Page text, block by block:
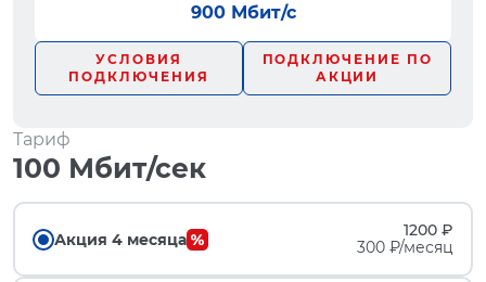
900 Мбит/с
УСЛОВИЯ
ПОДКЛЮЧЕНИЯ
ПОДКЛЮЧЕНИЕ ПО
АКЦИИ
Тариф
100 Мбит/сек
Акция 4 месяца
1200 ₽
300 ₽/месяц